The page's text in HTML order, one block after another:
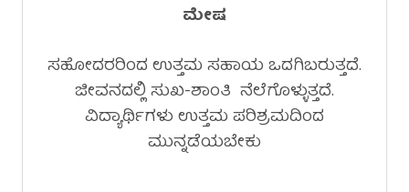
ಮೇಷ
ಸಹೋದರರಿಂದ ಉತ್ತಮ ಸಹಾಯ ಒದಗಿಬರುತ್ತದೆ.
ಜೀವನದಲ್ಲಿ ಸುಖ-ಶಾಂತಿ ನೆಲೆಗೊಳ್ಳುತ್ತದೆ.
ವಿದ್ಯಾರ್ಥಿಗಳು ಉತ್ತಮ ಪರಿಶ್ರಮದಿಂದ
ಮುನ್ನಡೆಯಬೇಕು